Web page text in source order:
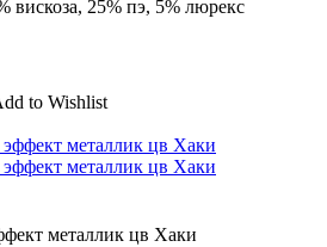
вискоза, 25% пэ, 5% люрекс
металлик цв Хаки